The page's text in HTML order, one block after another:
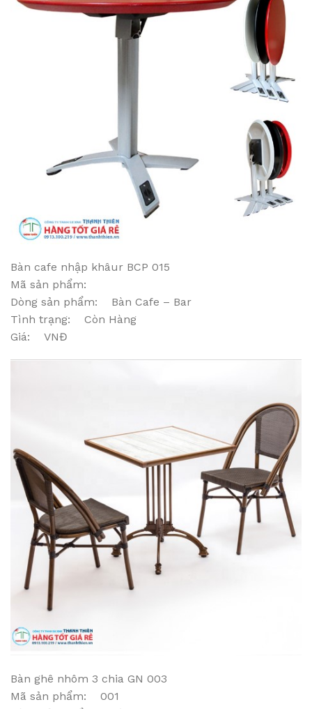
Bàn cafe nhập khâur BCP 015
Mã sản phẩm:
Dòng sản phẩm: Bàn Cafe – Bar
Tình trạng: Còn Hàng
Giá: VNĐ
Bàn ghê nhôm 3 chia GN 003
Mã sản phẩm: 001